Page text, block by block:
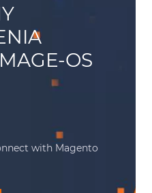
OS
with Magento